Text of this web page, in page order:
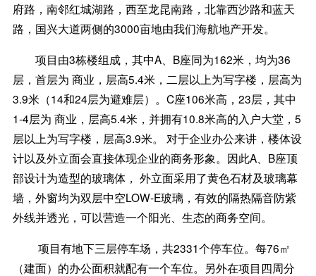
府路，南邻红城湖路，西至龙昆南路，北靠西沙路和蓝天
路，国兴大道两侧的3000亩地由我们海航地产开发。
项目由3栋楼组成，其中A、B座同为162米，均为36
层，首层为 商业，层高5.4米，二层以上为写字楼，层高为
3.9米（14和24层为避难层）。C座106米高，23层，其中
1-4层为 商业，层高5.4米，并拥有10.8米高的入户大堂，5
层以上为写字楼，层高3.9米。 对于企业办公来讲，楼体设
计以及外立面会直接体现企业的商务形象。因此A、B座顶
部设计为造型的玻璃体， 外立面采用了黄色石材及玻璃幕
墙，外窗均为双层中空LOW-E玻璃，有效的隔热隔音防紫
外线并透光，可以营造一个阳光、生态的商务空间。
项目有地下三层停车场，共2331个停车位。每76㎡
（建面）的办公面积就配有一个车位。另外在项目四周分